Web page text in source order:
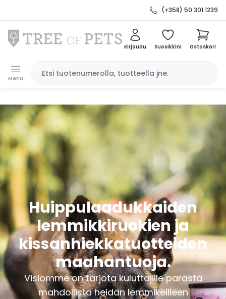
(+358) 50 301 1239
Menu
Kirjaudu Suosikkini Ostoskori
Huippulaadukkaiden
lemmikkiruokien ja
kissanhiekkatuotteiden
maahantuoja.
Visiomme on tarjota kuluttajille parasta
mahdollista heidän lemmikeilleen